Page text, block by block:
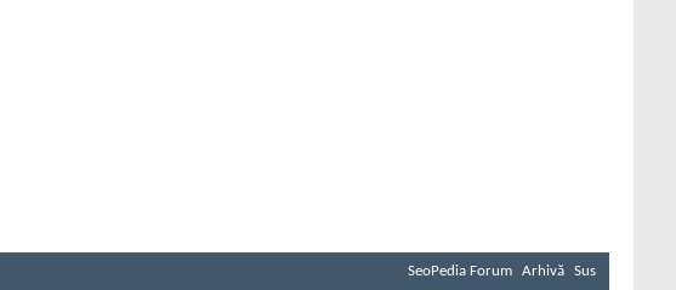
SeoPedia Forum Arhivă Sus